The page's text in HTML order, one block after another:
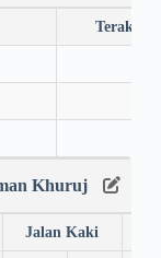
Terakhir
Khuruj
Jalan Kaki